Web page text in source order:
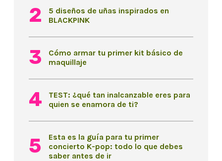
5 diseños de uñas inspirados en
BLACKPINK
Cómo armar tu primer kit básico de
maquillaje
TEST: ¿qué tan inalcanzable eres para
quien se enamora de ti?
Esta es la guía para tu primer
concierto K-pop: todo lo que debes
saber antes de ir